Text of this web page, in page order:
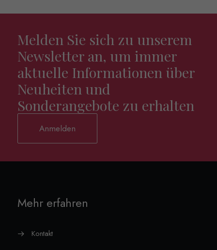
Melden Sie sich zu unserem
Newsletter an, um immer
aktuelle Informationen über
Neuheiten und
Sonderangebote zu erhalten
Anmelden
Mehr erfahren
Kontakt